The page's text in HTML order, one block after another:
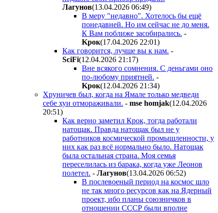
Лaгyнoв(13.04.2026 06:49)
В меру "недавно". Хотелось бы ещё
понедавней. Но им сейчас не до меня.
К Вам поближе засобирались. -
Kpoк(17.04.2026 22:01)
Как говорится, лучше вы к нам. -
SciFi(12.04.2026 21:17)
Вне всякого сомнения. С деньгами оно
по-любому приятней. -
Kpoк(12.04.2026 21:34)
Хруничев был, когда на Ямале только медведи
себе хуи отмораживали. - mse homjak(12.04.2026
20:51)
Как верно заметил Крок, тогда работали
натощак. Правда натощак был не у
работников космической промышленности, у
них как раз всё нормально было. Натощак
была остальная страна. Моя семья
переселилась из барака, когда уже Леонов
полетел. - Лaгyнoв(13.04.2026 06:52)
В послевоеный период на космос шло
не так много ресурсов как на Ядерный
проект, ибо планы союзничков в
отношении СССР были вполне